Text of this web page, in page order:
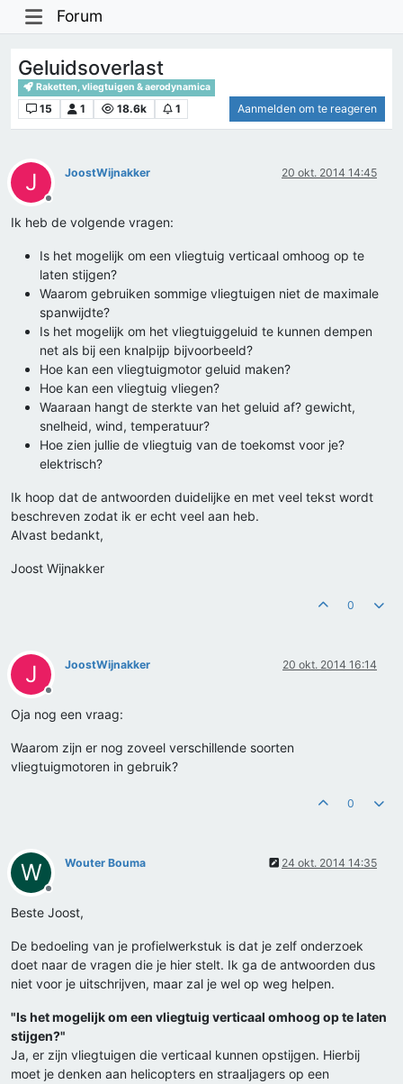
Forum
Geluidsoverlast
Raketten, vliegtuigen & aerodynamica
15 1 18.6k 1 Aanmelden om te reageren
J
Offline
JoostWijnakker 20 okt. 2014 14:45
Ik heb de volgende vragen:
Is het mogelijk om een vliegtuig verticaal omhoog op te
laten stijgen?
Waarom gebruiken sommige vliegtuigen niet de maximale
spanwijdte?
Is het mogelijk om het vliegtuiggeluid te kunnen dempen
net als bij een knalpijp bijvoorbeeld?
Hoe kan een vliegtuigmotor geluid maken?
Hoe kan een vliegtuig vliegen?
Waaraan hangt de sterkte van het geluid af? gewicht,
snelheid, wind, temperatuur?
Hoe zien jullie de vliegtuig van de toekomst voor je?
elektrisch?
Ik hoop dat de antwoorden duidelijke en met veel tekst wordt
beschreven zodat ik er echt veel aan heb.
Alvast bedankt,
Joost Wijnakker
0
J
Offline
JoostWijnakker 20 okt. 2014 16:14
Oja nog een vraag:
Waarom zijn er nog zoveel verschillende soorten
vliegtuigmotoren in gebruik?
0
W
Offline
Wouter Bouma 24 okt. 2014 14:35
Beste Joost,
De bedoeling van je profielwerkstuk is dat je zelf onderzoek
doet naar de vragen die je hier stelt. Ik ga de antwoorden dus
niet voor je uitschrijven, maar zal je wel op weg helpen.
"Is het mogelijk om een vliegtuig verticaal omhoog op te laten
stijgen?"
Ja, er zijn vliegtuigen die verticaal kunnen opstijgen. Hierbij
moet je denken aan helicopters en straaljagers op een